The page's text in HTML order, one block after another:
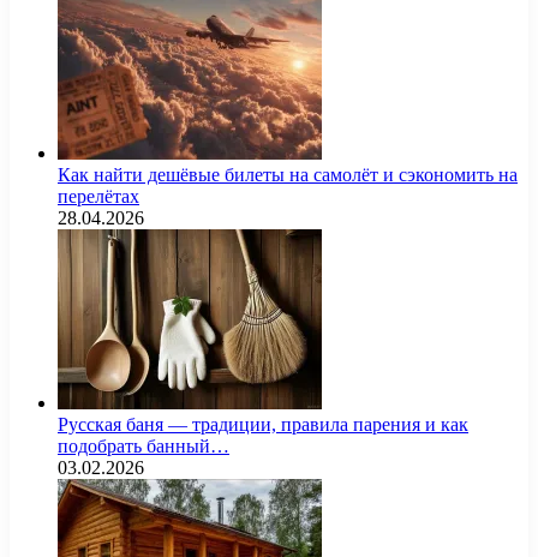
Как найти дешёвые билеты на самолёт и сэкономить на
перелётах
28.04.2026
Русская баня — традиции, правила парения и как
подобрать банный…
03.02.2026